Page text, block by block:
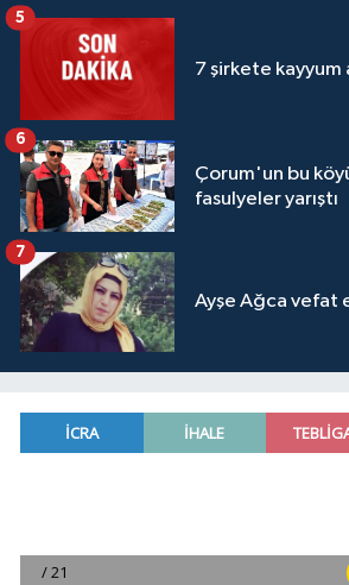
7 şirkete kayyum
5
Çorum'un bu
fasulyeler yarıştı
6
Ayşe Ağca vefat
7